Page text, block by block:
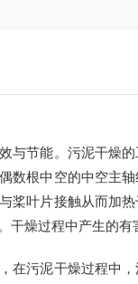
与节能。污泥干燥
数根中空的中空主
桨叶片接触从而加
燥过程中产生的有
在污泥干燥过程中